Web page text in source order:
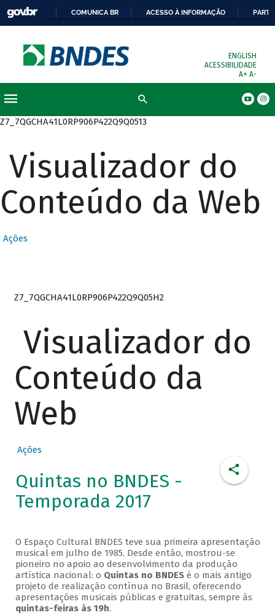
COMUNICA BR ACESSO À INFORMAÇÃO
ENGLISH
ACESSIBILIDADE
A+ A-
Z7_7QGCHA41L0RP906P422Q9Q0513
Visualizador do
Conteúdo da Web
Ações
Z7_7QGCHA41L0RP906P422Q9Q05H2
Visualizador do
Conteúdo da
Web
Ações
Quintas no BNDES -
Temporada 2017
O Espaço Cultural BNDES teve sua primeira apresentação
musical em julho de 1985. Desde então, mostrou-se
pioneiro no apoio ao desenvolvimento da produção
artística nacional: o Quintas no BNDESé o mais antigo
projeto de realização contínua no Brasil, oferecendo
apresentações musicais públicas e gratuitas, sempre às
quintas-feiras às 19h.